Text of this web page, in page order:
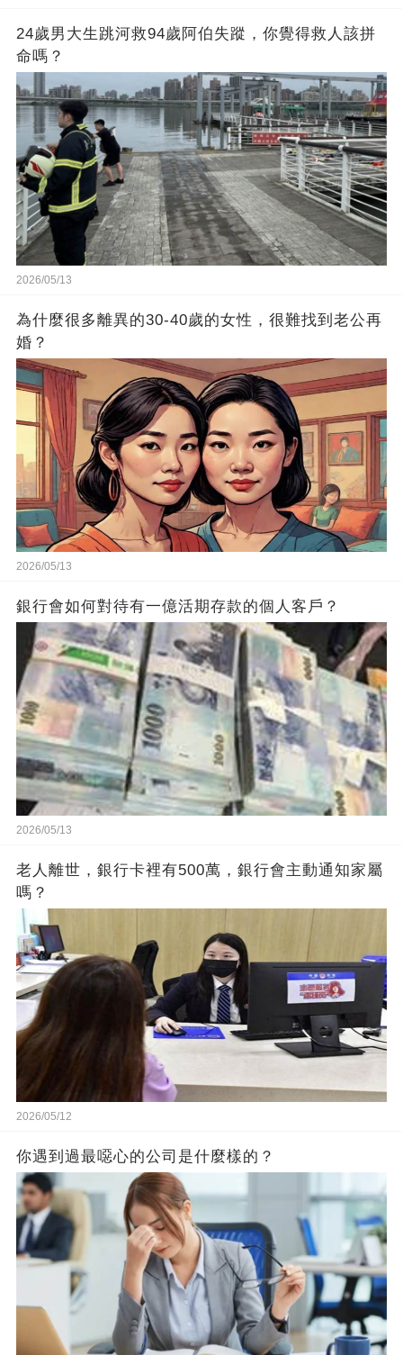
24歲男大生跳河救94歲阿伯失蹤，你覺得救人該拼
命嗎？
2026/05/13
為什麼很多離異的30-40歲的女性，很難找到老公再
婚？
2026/05/13
銀行會如何對待有一億活期存款的個人客戶？
2026/05/13
老人離世，銀行卡裡有500萬，銀行會主動通知家屬
嗎？
2026/05/12
你遇到過最噁心的公司是什麼樣的？